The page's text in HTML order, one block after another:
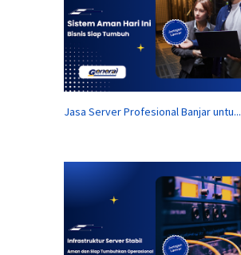
Jasa Server Profesional Banjar untu...